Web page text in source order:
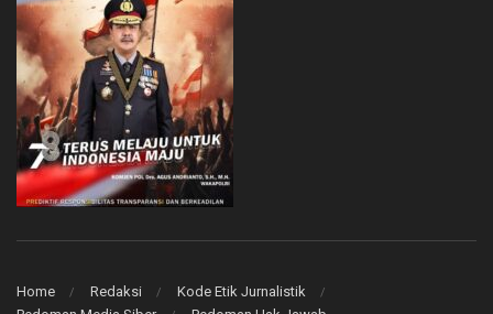
Home Redaksi
Kode Etik Jurnalistik